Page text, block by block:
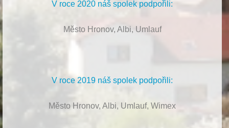
V roce 2020 náš spolek podpořili:
Město Hronov, Albi, Umlauf
V roce 2019 náš spolek podpořili:
Město Hronov, Albi, Umlauf, Wimex